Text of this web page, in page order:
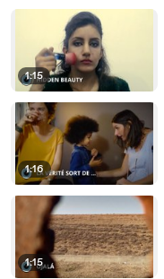
1:15
1:16
1:15